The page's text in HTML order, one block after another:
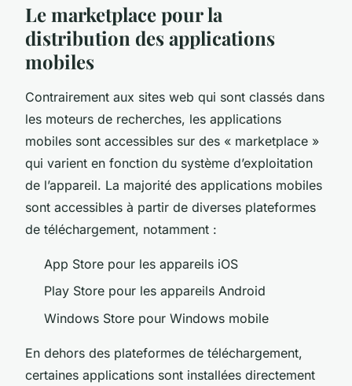
Le marketplace pour la
distribution des applications
mobiles
Contrairement aux sites web qui sont classés dans
les moteurs de recherches, les applications
mobiles sont accessibles sur des « marketplace »
qui varient en fonction du système d’exploitation
de l’appareil. La majorité des applications mobiles
sont accessibles à partir de diverses plateformes
de téléchargement, notamment :
App Store pour les appareils iOS
Play Store pour les appareils Android
Windows Store pour Windows mobile
En dehors des plateformes de téléchargement,
certaines applications sont installées directement